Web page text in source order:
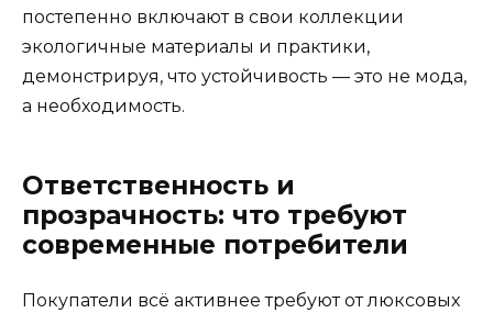
постепенно включают в свои коллекции
экологичные материалы и практики,
демонстрируя, что устойчивость — это не мода,
а необходимость.
Ответственность и
прозрачность: что требуют
современные потребители
Покупатели всё активнее требуют от люксовых